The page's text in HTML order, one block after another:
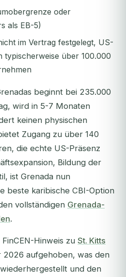
oder
als EB-5)
im Vertrag festgelegt, US-
typischerweise über 100.000
beginnt bei 235.000
wird in 5-7 Monaten
keinen physischen
Zugang zu über 140
die echte US-Präsenz
Bildung der
ist Grenada nun
beste karibische CBI-Option
vollständigen Grenada-
.
Hinweis zu St. Kitts
2026 aufgehoben, was den
und den